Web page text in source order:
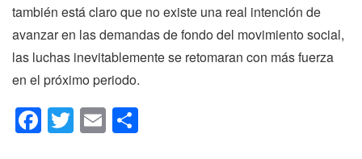
también está claro que no existe una real intención de
avanzar en las demandas de fondo del movimiento social,
las luchas inevitablemente se retomaran con más fuerza
en el próximo periodo.
Facebook
Twitter
Email